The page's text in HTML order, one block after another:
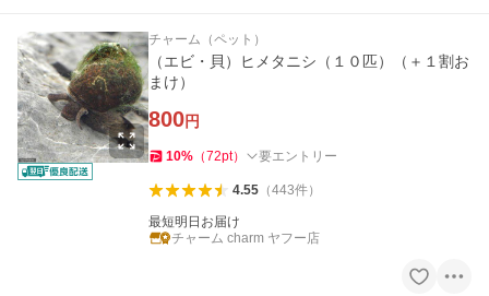
チャーム（ペット）
（エビ・貝）ヒメタニシ（１０匹）（＋１割お
まけ）
800円
10% （72pt） 要エントリー
4.55（443件）
最短明日お届け
チャーム charm ヤフー店